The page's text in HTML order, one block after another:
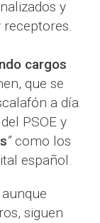
y
receptores.
cargos
que se
a día
PSOE y
”como los
español.
aunque
siguen